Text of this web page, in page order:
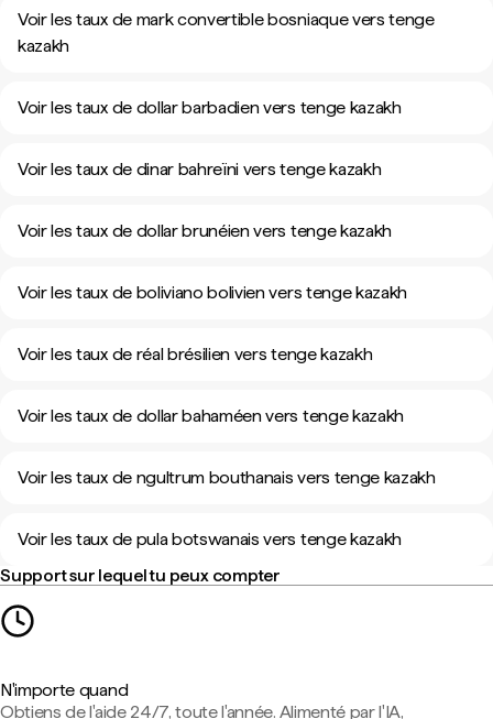
Voir les taux de mark convertible bosniaque vers tenge
kazakh
Voir les taux de dollar barbadien vers tenge kazakh
Voir les taux de dinar bahreïni vers tenge kazakh
Voir les taux de dollar brunéien vers tenge kazakh
Voir les taux de boliviano bolivien vers tenge kazakh
Voir les taux de réal brésilien vers tenge kazakh
Voir les taux de dollar bahaméen vers tenge kazakh
Voir les taux de ngultrum bouthanais vers tenge kazakh
Voir les taux de pula botswanais vers tenge kazakh
Support sur lequel tu peux compter
N'importe quand
Obtiens de l'aide 24/7, toute l'année. Alimenté par l'IA,